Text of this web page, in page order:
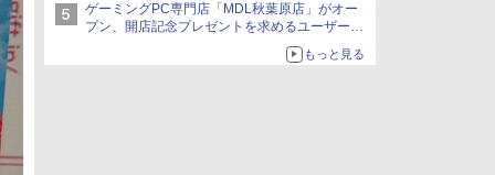
ゲーミングPC専門店「MDL秋葉原店」がオー
プン、開店記念プレゼントを求めるユーザーが
もっと見る